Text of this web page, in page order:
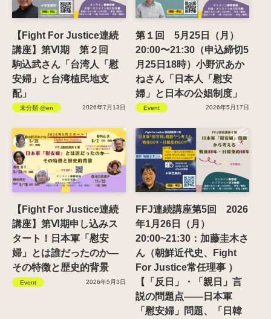
【Fight For Justice連続
講座】第Ⅵ期 第２回
駒込武さん「台湾人「慰
安婦」と台湾植民地支
配」
未分類 @en 2026年7月13日
第１回 5月25日（月）
20:00〜21:30（申込締切5
月25日18時）小野沢あか
ねさん「日本人「慰安
婦」と日本の公娼制度」
Event 2026年5月17日
【Fight For Justice連続
講座】第Ⅵ期申し込みス
タート！日本軍「慰安
婦」とは誰だったのか―
その特徴と歴史的背景
Event 2026年5月3日
FFJ連続講座第5回 2026
年1月26日（月）
20:00~21:30：加藤圭木さ
ん（朝鮮近代史、Fight
For Justice常任理事 ）
【「反日」・「親日」言
説の問題点——日本軍
「慰安婦」問題、「日韓